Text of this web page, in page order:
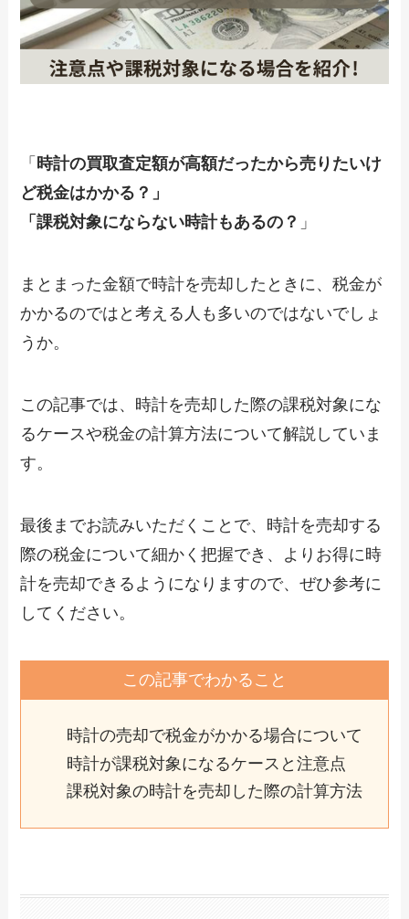
「 時計の買取査定額が高額だったから売りたいけ
ど税金はかかる？」
「課税対象にならない時計もあるの？ 」
まとまった金額で時計を売却したときに、税金が
かかるのではと考える人も多いのではないでしょ
うか。
この記事では、時計を売却した際の課税対象にな
るケースや税金の計算方法について解説していま
す。
最後までお読みいただくことで、時計を売却する
際の税金について細かく把握でき、よりお得に時
計を売却できるようになりますので、ぜひ参考に
してください。
この記事でわかること
時計の売却で税金がかかる場合について
時計が課税対象になるケースと注意点
課税対象の時計を売却した際の計算方法